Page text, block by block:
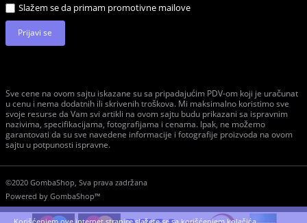
Slažem se da primam promotivne mailove
Prijavi se
Sve cene na ovom sajtu iskazane su sa pripadajućim PDV-om koji je uračunat
u cenu i nema dodatnih ili skrivenih troškova. Mi maksimalno koristimo sve
svoje resurse da Vam svi artikli na ovom sajtu budu prikazani sa ispravnim
nazivima, specifikacijama, fotografijama i cenama. Ipak, ne možemo
garantovati da su sve navedene informacije i fotografije proizvoda na ovom
sajtu u potpunosti ispravne.
©2020 GombaShop, Sva prava zadržana
Powered by GombaShop™